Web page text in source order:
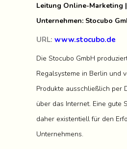
Leitung Online-Marketing
Unternehmen: Stocubo
URL: www.stocubo.de
Die Stocubo GmbH
Regalsysteme in Berlin und
Produkte ausschließlich per
über das Internet. Eine gute
daher existentiell für den
Unternehmens.